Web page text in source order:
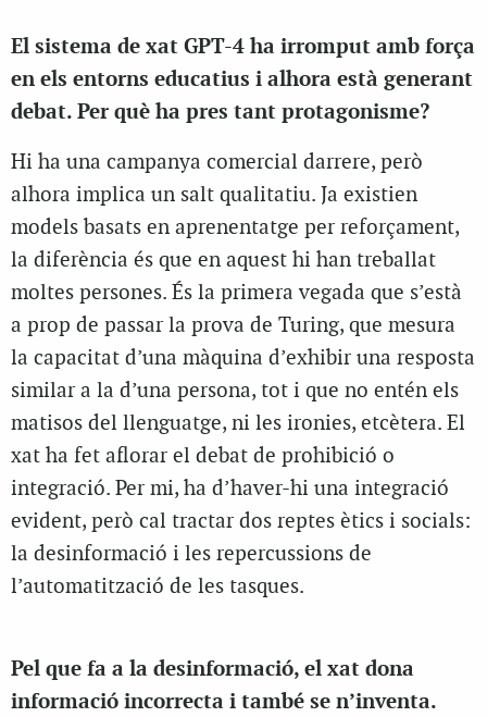
El sistema de xat GPT-4 ha irromput amb força
en els entorns educatius i alhora està generant
debat. Per què ha pres tant protagonisme?
Hi ha una campanya comercial darrere, però
alhora implica un salt qualitatiu. Ja existien
models basats en aprenentatge per reforçament,
la diferència és que en aquest hi han treballat
moltes persones. És la primera vegada que s’està
a prop de passar la prova de Turing, que mesura
la capacitat d’una màquina d’exhibir una resposta
similar a la d’una persona, tot i que no entén els
matisos del llenguatge, ni les ironies, etcètera. El
xat ha fet aflorar el debat de prohibició o
integració. Per mi, ha d’haver-hi una integració
evident, però cal tractar dos reptes ètics i socials:
la desinformació i les repercussions de
l’automatització de les tasques.
Pel que fa a la desinformació, el xat dona
informació incorrecta i també se n’inventa.